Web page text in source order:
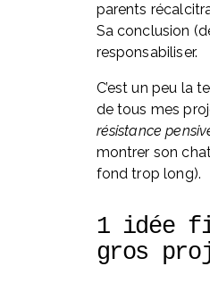
parents
Sa conclusion
responsabiliser.
C’est un peu la
de tous mes
résistance
montrer son
fond trop long).
1 idée
gros